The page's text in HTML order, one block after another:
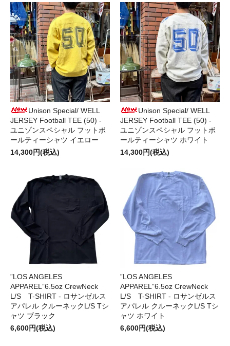
Unison Special/ WELL
JERSEY Football TEE (50) -
ユニゾンスペシャル フットボ
ールティーシャツ イエロー
14,300円(税込)
Unison Special/ WELL
JERSEY Football TEE (50) -
ユニゾンスペシャル フットボ
ールティーシャツ ホワイト
14,300円(税込)
”LOS ANGELES
APPAREL”6.5oz CrewNeck
L/S T-SHIRT - ロサンゼルス
アパレル クルーネックL/S Tシ
ャツ ブラック
6,600円(税込)
”LOS ANGELES
APPAREL”6.5oz CrewNeck
L/S T-SHIRT - ロサンゼルス
アパレル クルーネックL/S Tシ
ャツ ホワイト
6,600円(税込)